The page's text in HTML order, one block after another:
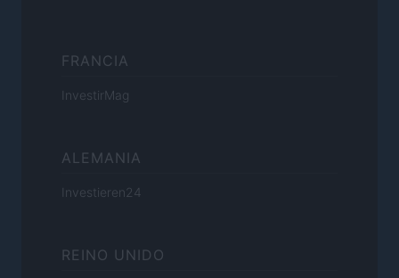
FRANCIA
InvestirMag
ALEMANIA
Investieren24
REINO UNIDO